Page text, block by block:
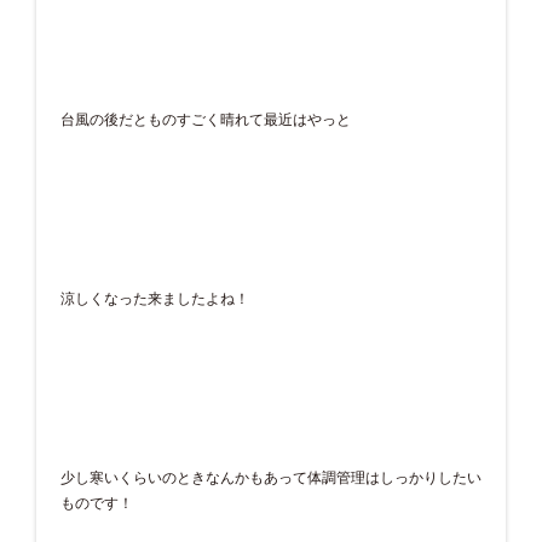
台風の後だとものすごく晴れて最近はやっと
涼しくなった来ましたよね！
少し寒いくらいのときなんかもあって体調管理はしっかりしたい
ものです！